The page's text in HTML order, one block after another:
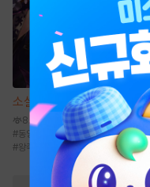
소설 기비역습 [단행본]
8.2천
#동양풍 궁정물 #나쁜남자 #능력녀
#왕족/귀족